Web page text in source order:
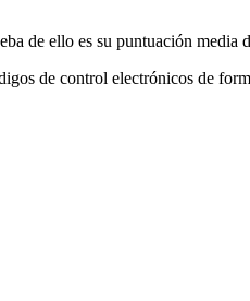
de ello es su puntuación media
de control electrónicos de